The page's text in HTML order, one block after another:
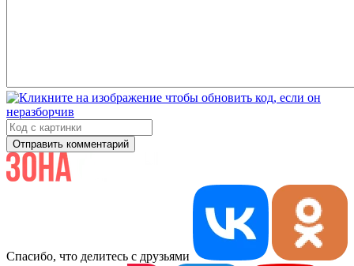
Отправить комментарий
Спасибо, что делитесь с друзьями